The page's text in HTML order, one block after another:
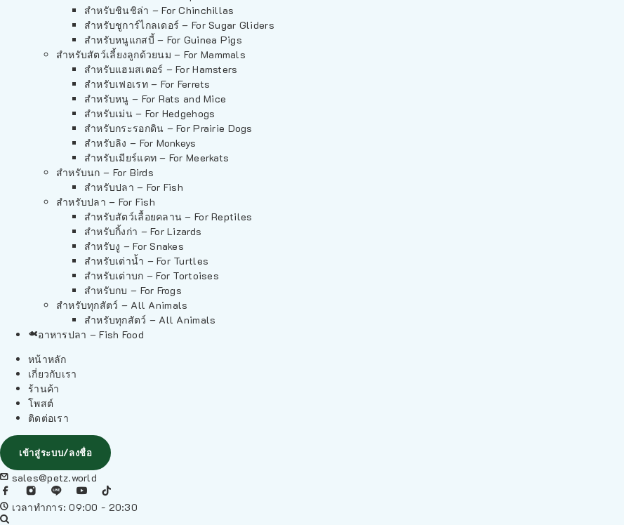
สำหรับชินชิล่า – For Chinchillas
สำหรับชูการ์ไกลเดอร์ – For Sugar Gliders
สำหรับหนูแกสบี้ – For Guinea Pigs
สำหรับสัตว์เลี้ยงลูกด้วยนม – For Mammals
สำหรับแฮมสเตอร์ – For Hamsters
สำหรับเฟอเรท – For Ferrets
สำหรับหนู – For Rats and Mice
สำหรับเม่น – For Hedgehogs
สำหรับกระรอกดิน – For Prairie Dogs
สำหรับลิง – For Monkeys
สำหรับเมียร์แคท – For Meerkats
สำหรับนก – For Birds
สำหรับปลา – For Fish
สำหรับปลา – For Fish
สำหรับสัตว์เลื้อยคลาน – For Reptiles
สำหรับกิ้งก่า – For Lizards
สำหรับงู – For Snakes
สำหรับเต่าน้ำ – For Turtles
สำหรับเต่าบก – For Tortoises
สำหรับกบ – For Frogs
สำหรับทุกสัตว์ – All Animals
สำหรับทุกสัตว์ – All Animals
อาหารปลา – Fish Food
หน้าหลัก
เกี่ยวกับเรา
ร้านค้า
โพสต์
ติดต่อเรา
เข้าสู่ระบบ/ลงชื่อ
sales@petz.world
เวลาทำการ: 09:00 - 20:30